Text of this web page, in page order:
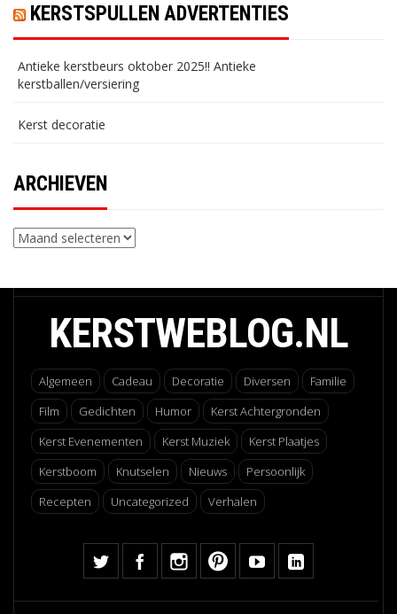
KERSTSPULLEN ADVERTENTIES
Antieke kerstbeurs oktober 2025!! Antieke
kerstballen/versiering
Kerst decoratie
ARCHIEVEN
Archieven
KERSTWEBLOG.NL
Algemeen Cadeau Decoratie Diversen
Familie
Film
Gedichten Humor
Kerst Achtergronden
Kerst Evenementen
Kerst Muziek
Kerst Plaatjes
Kerstboom
Knutselen Nieuws
Persoonlijk
Recepten
Uncategorized Verhalen